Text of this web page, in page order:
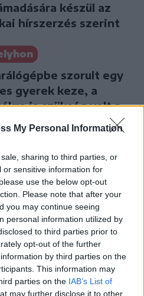
My Personal Information
sharing to third parties, or
or sensitive information for
use the below opt-out
Please note that after your
you may continue seeing
personal information utilized by
to third parties prior to
opt-out of the further
by third parties on the
This information may
parties on the IAB’s List of
may further disclose it to other
készül az
hírszerzés szerint
szorult egy
gyerek keze, a
is szükség volt a
település maradhat
Udvarhelyszéken
Sport
meccs nyitotta a
negyedik
(videóval)